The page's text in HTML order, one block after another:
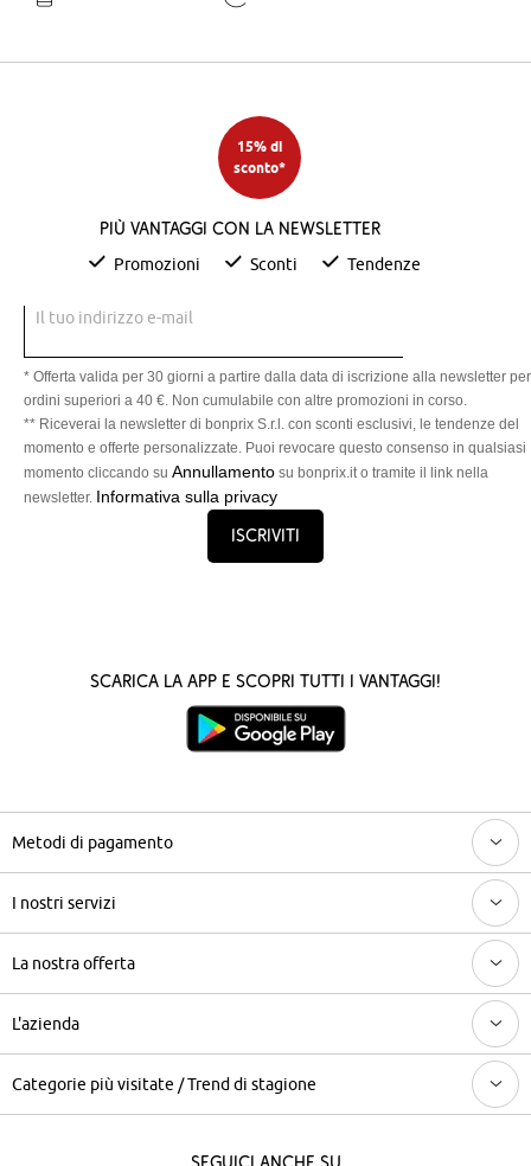
15% di
sconto*
Più vantaggi con la newsletter
Promozioni Sconti Tendenze
Il tuo indirizzo e-mail
* Offerta valida per 30 giorni a partire dalla data di iscrizione alla newsletter per
ordini superiori a 40 €. Non cumulabile con altre promozioni in corso.
** Riceverai la newsletter di bonprix S.r.l. con sconti esclusivi, le tendenze del
momento e offerte personalizzate. Puoi revocare questo consenso in qualsiasi
momento cliccando su Annullamento su bonprix.it o tramite il link nella
newsletter. Informativa sulla privacy
Iscriviti
Scarica la App e scopri tutti i vantaggi!
Metodi di pagamento
I nostri servizi
La nostra offerta
L'azienda
Categorie più visitate / Trend di stagione
Seguici anche su